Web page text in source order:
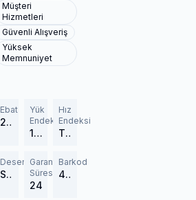
Müşteri
Hizmetleri
Güvenli Alışveriş
Yüksek
Memnuniyet
Ebat
215/65R16
Yük
Endeksi
102 (850 kg)
Hız
Endeksi
T (190 km/h)
Desen
Scorpion Winter
Garanti
Süresi
24
Barkod
4728300